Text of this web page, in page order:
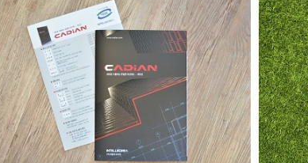
캐디안 기업용 카탈로그